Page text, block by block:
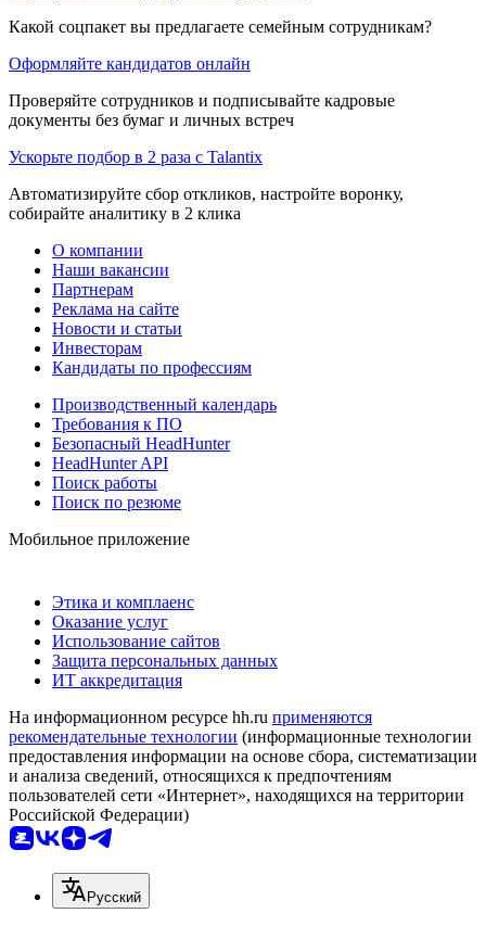
Какой соцпакет вы предлагаете семейным сотрудникам?
Оформляйте кандидатов онлайн
Проверяйте сотрудников и подписывайте кадровые
документы без бумаг и личных встреч
Ускорьте подбор в 2 раза с Talantix
Автоматизируйте сбор откликов, настройте воронку,
собирайте аналитику в 2 клика
О компании
Наши вакансии
Партнерам
Реклама на сайте
Новости и статьи
Инвесторам
Кандидаты по профессиям
Производственный календарь
Требования к ПО
Безопасный HeadHunter
HeadHunter API
Поиск работы
Поиск по резюме
Мобильное приложение
Этика и комплаенс
Оказание услуг
Использование сайтов
Защита персональных данных
ИТ аккредитация
На информационном ресурсе hh.ru применяются
рекомендательные технологии (информационные технологии
предоставления информации на основе сбора, систематизации
и анализа сведений, относящихся к предпочтениям
пользователей сети «Интернет», находящихся на территории
Российской Федерации)
Русский